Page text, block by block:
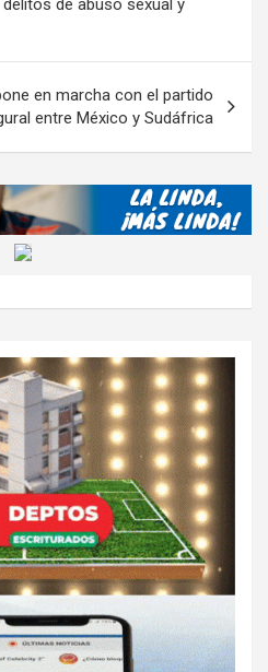
M
ail
er
ar
tir
de abuso sexual y
en marcha con el partido
entre México y Sudáfrica